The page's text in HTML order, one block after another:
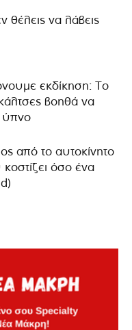
θέλεις να λάβεις
εκδίκηση: Το
βοηθά να
ύπνο
από το αυτοκίνητο
όσο ένα